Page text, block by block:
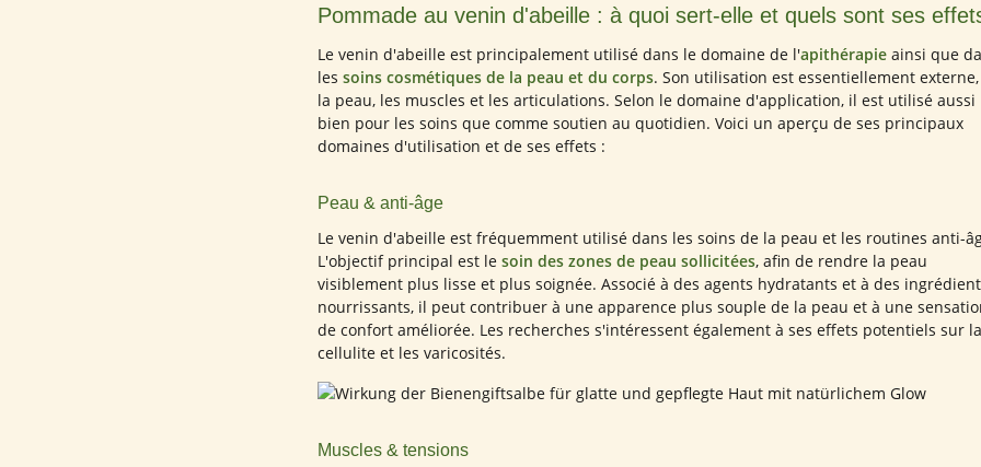
Pommade au venin d'abeille : à quoi sert-elle et quels sont ses
Le venin d'abeille est principalement utilisé dans le domaine de l'apithérapie ainsi que
les soins cosmétiques de la peau et du corps. Son utilisation est essentiellement
la peau, les muscles et les articulations. Selon le domaine d'application, il est utilisé aussi
bien pour les soins que comme soutien au quotidien. Voici un aperçu de ses principaux
domaines d'utilisation et de ses effets :
Peau & anti-âge
Le venin d'abeille est fréquemment utilisé dans les soins de la peau et les routines anti-
L'objectif principal est le soin des zones de peau sollicitées, afin de rendre la peau
visiblement plus lisse et plus soignée. Associé à des agents hydratants et à des
nourrissants, il peut contribuer à une apparence plus souple de la peau et à une
de confort améliorée. Les recherches s'intéressent également à ses effets potentiels sur la
cellulite et les varicosités.
Muscles & tensions